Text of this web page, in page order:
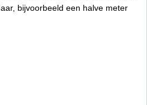
bijvoorbeeld een halve meter